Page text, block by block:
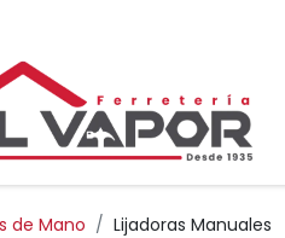
de Mano Lijadoras Manuales